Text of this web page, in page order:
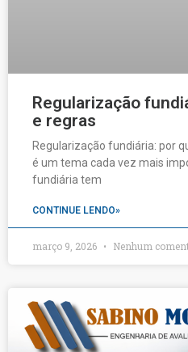
Regularização
e regras
Regularização fundiária: por
é um tema cada vez mais
fundiária tem
CONTINUE LENDO»
março 9, 2026 Nenhum